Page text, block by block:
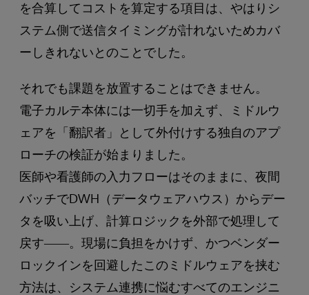
を合算してコストを算定する項目は、やはりシ
ステム側で送信タイミングが計れないためカバ
ーしきれないとのことでした。
それでも課題を放置することはできません。
電子カルテ本体には一切手を加えず、ミドルウ
ェアを「翻訳者」として外付けする独自のアプ
ローチの検証が始まりました。
医師や看護師の入力フローはそのままに、夜間
バッチでDWH（データウェアハウス）からデー
タを吸い上げ、計算ロジックを外部で処理して
戻す――。現場に負担をかけず、かつベンダー
ロックインを回避したこのミドルウェアを挟む
方法は、システム連携に悩むすべてのエンジニ